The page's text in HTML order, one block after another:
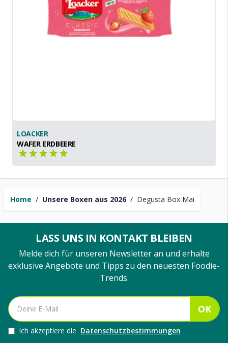
Home / Unsere Boxen aus 2026 / Degusta Box Mai
LOACKER
WAFER ERDBEERE
LASS UNS IN KONTAKT BLEIBEN
Melde dich für unseren Newsletter an und erhalte
exklusive Angebote und Tipps zu den neuesten Foodie-
Trends.
OK
Ich akzeptiere die Datenschutzbestimmungen